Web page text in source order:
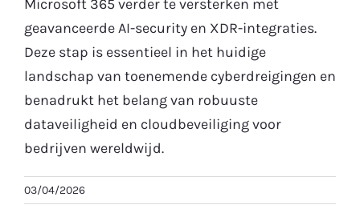
Gratis Proefperiode
Microsoft 365 verder te versterken met
geavanceerde AI-security en XDR-integraties.
Deze stap is essentieel in het huidige
landschap van toenemende cyberdreigingen en
benadrukt het belang van robuuste
dataveiligheid en cloudbeveiliging voor
bedrijven wereldwijd.
03/04/2026